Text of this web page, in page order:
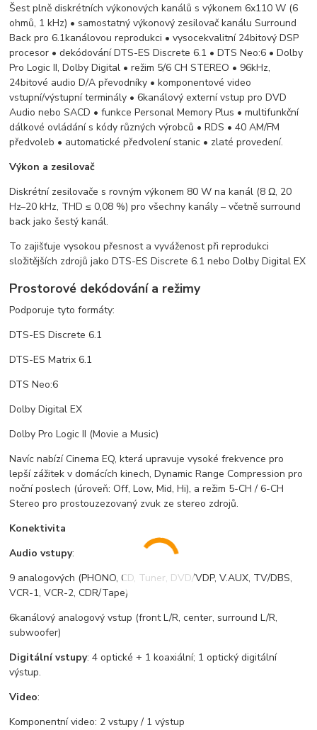
Šest plně diskrétních výkonových kanálů s výkonem 6x110 W (6
ohmů, 1 kHz) • samostatný výkonový zesilovač kanálu Surround
Back pro 6.1kanálovou reprodukci • vysocekvalitní 24bitový DSP
procesor • dekódování DTS-ES Discrete 6.1 • DTS Neo:6 • Dolby
Pro Logic II, Dolby Digital • režim 5/6 CH STEREO • 96kHz,
24bitové audio D/A převodníky • komponentové video
vstupní/výstupní terminály • 6kanálový externí vstup pro DVD
Audio nebo SACD • funkce Personal Memory Plus • multifunkční
dálkové ovládání s kódy různých výrobců • RDS • 40 AM/FM
předvoleb • automatické předvolení stanic • zlaté provedení.
Výkon a zesilovač
Diskrétní zesilovače s rovným výkonem 80 W na kanál (8 Ω, 20
Hz–20 kHz, THD ≤ 0,08 %) pro všechny kanály – včetně surround
back jako šestý kanál.
To zajišťuje vysokou přesnost a vyváženost při reprodukci
složitějších zdrojů jako DTS-ES Discrete 6.1 nebo Dolby Digital EX
Prostorové dekódování a režimy
Podporuje tyto formáty:
DTS-ES Discrete 6.1
DTS-ES Matrix 6.1
DTS Neo:6
Dolby Digital EX
Dolby Pro Logic II (Movie a Music)
Navíc nabízí Cinema EQ, která upravuje vysoké frekvence pro
lepší zážitek v domácích kinech, Dynamic Range Compression pro
noční poslech (úroveň: Off, Low, Mid, Hi), a režim 5-CH / 6-CH
Stereo pro prostouzezovaný zvuk ze stereo zdrojů.
Konektivita
Audio vstupy:
9 analogových (PHONO, CD, Tuner, DVD/VDP, V.AUX, TV/DBS,
VCR-1, VCR-2, CDR/Tape)
6kanálový analogový vstup (front L/R, center, surround L/R,
subwoofer)
Digitální vstupy: 4 optické + 1 koaxiální; 1 optický digitální
výstup.
Video:
Komponentní video: 2 vstupy / 1 výstup